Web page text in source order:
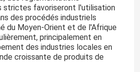
strictes favoriseront l'utilisation
des procédés industriels
du Moyen-Orient et de l'Afrique
principalement en
des industries locales en
croissante de produits de